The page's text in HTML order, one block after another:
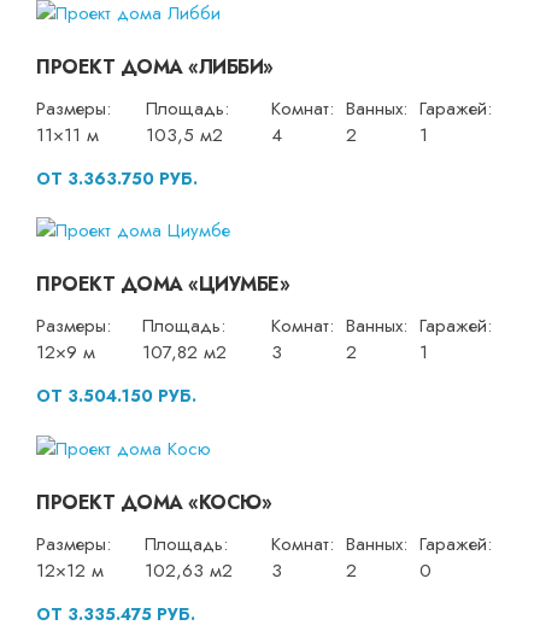
ПРОЕКТ ДОМА «ЛИББИ»
Размеры:
11×11 м
Площадь:
103,5 м2
Комнат:
4
Ванных:
2
Гаражей:
1
ОТ 3.363.750 РУБ.
ПРОЕКТ ДОМА «ЦИУМБЕ»
Размеры:
12×9 м
Площадь:
107,82 м2
Комнат:
3
Ванных:
2
Гаражей:
1
ОТ 3.504.150 РУБ.
ПРОЕКТ ДОМА «КОСЮ»
Размеры:
12×12 м
Площадь:
102,63 м2
Комнат:
3
Ванных:
2
Гаражей:
0
ОТ 3.335.475 РУБ.